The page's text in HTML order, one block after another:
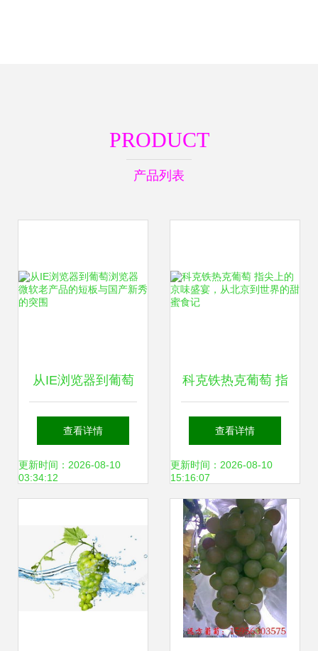
PRODUCT
产品列表
从IE浏览器到葡萄
浏览器 微软老产品
的短板与国产新秀
查看详情
更新时间：2026-08-10
03:34:12
科克铁热克葡萄 指
尖上的京味盛宴，
从北京到世界的甜
蜜食记
查看详情
更新时间：2026-08-10
15:16:07